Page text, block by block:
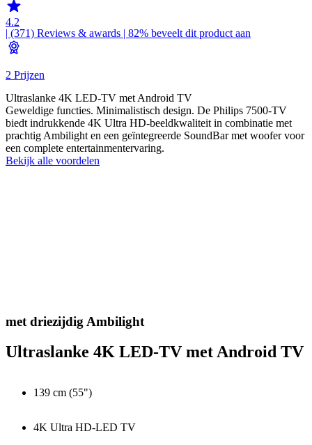
4.2
| (371) Reviews & awards | 82% beveelt dit product aan
2 Prijzen
Ultraslanke 4K LED-TV met Android TV
Geweldige functies. Minimalistisch design. De Philips 7500-TV
biedt indrukkende 4K Ultra HD-beeldkwaliteit in combinatie met
prachtig Ambilight en een geïntegreerde SoundBar met woofer voor
een complete entertainmentervaring.
Bekijk alle voordelen
met driezijdig Ambilight
Ultraslanke 4K LED-TV met Android TV
139 cm (55")
4K Ultra HD-LED TV